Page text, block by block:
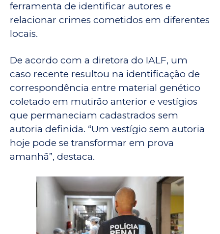
ferramenta de identificar autores e
relacionar crimes cometidos em diferentes
locais.
De acordo com a diretora do IALF, um
caso recente resultou na identificação de
correspondência entre material genético
coletado em mutirão anterior e vestígios
que permaneciam cadastrados sem
autoria definida. “Um vestígio sem autoria
hoje pode se transformar em prova
amanhã”, destaca.